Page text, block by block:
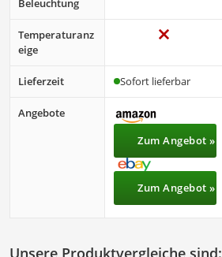
Beleuchtung
Temperaturanz
eige
Lieferzeit Sofort lieferbar
Angebote
Zum Angebot »
Zum Angebot »
Unsere Produktvergleiche sind: